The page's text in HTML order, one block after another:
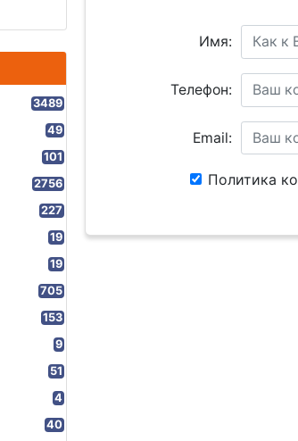
3489
49
101
2756
227
19
19
705
153
9
51
4
40
Имя:
Телефон:
Email:
Политика